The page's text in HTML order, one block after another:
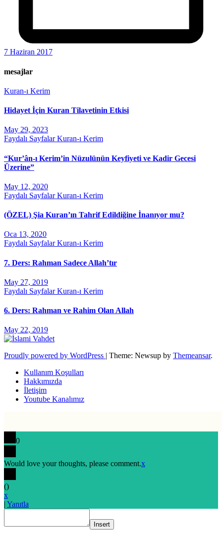
7 Haziran 2017
mesajlar
Kuran-ı Kerim
Hidayet İçin Kuran Tilavetinin Etkisi
May 29, 2023
Faydalı SayfalarKuran-ı Kerim
“Kur’ân-ı Kerim’in Nüzulünün Keyfiyeti ve Kadir Gecesi
Üzerine”
May 12, 2020
Faydalı SayfalarKuran-ı Kerim
(ÖZEL) Şia Kuran’ın Tahrif Edildiğine İnanıyor mu?
Oca 13, 2020
Faydalı SayfalarKuran-ı Kerim
7. Ders: Rahman Sadece Allah’tır
May 27, 2019
Faydalı SayfalarKuran-ı Kerim
6. Ders: Rahman ve Rahim Olan Allah
May 22, 2019
Proudly powered by WordPress Theme: Newsup by Themeansar.
Kullanım Koşulları
Hakkımızda
İletişim
Youtube Kanalımız
0
Would love your thoughts, please comment.x
()
x
Yanıtla
Insert